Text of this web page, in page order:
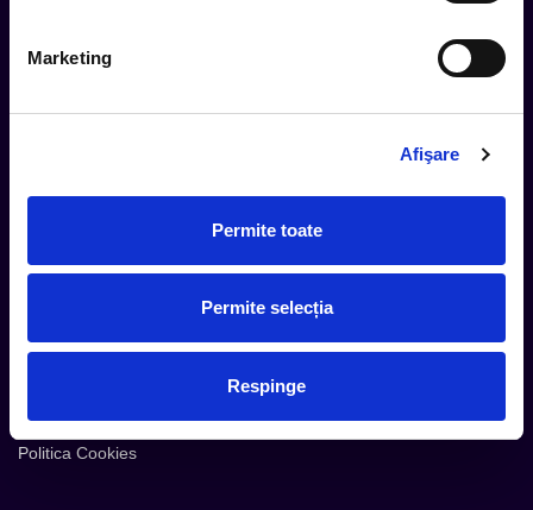
Marketing
Afişare
Permite toate
Permite selecția
Respinge
Metode plata
Serviciul CareTix
Politica Confidentialitate
Politica Cookies